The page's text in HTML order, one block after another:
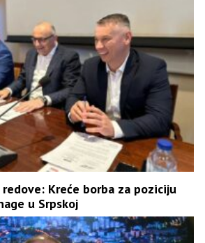
redove: Kreće borba za poziciju
u Srpskoj